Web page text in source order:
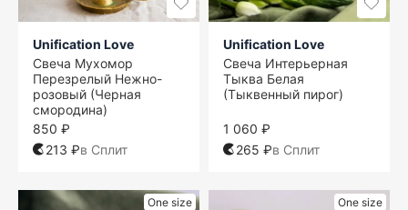
Unification Love
Свеча Мухомор
Перезрелый Нежно-
розовый (Черная
смородина)
850 ₽
213 ₽в Сплит
Unification Love
Свеча Интерьерная
Тыква Белая
(Тыквенный пирог)
1 060 ₽
265 ₽в Сплит
One size One size